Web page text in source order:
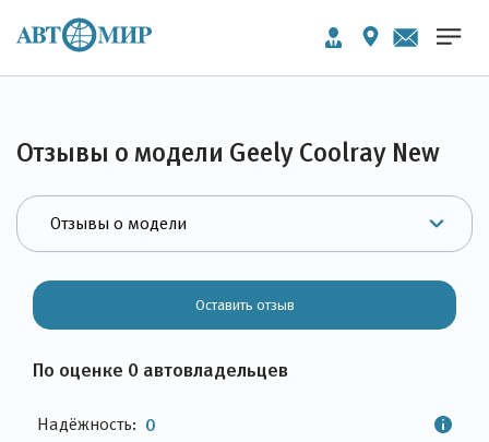
Отзывы о модели Geely Coolray New
Оставить отзыв
По оценке 0 автовладельцев
Надёжность: 0